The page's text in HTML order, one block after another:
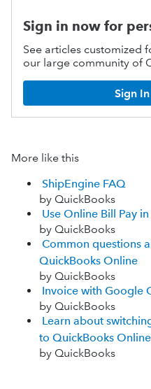
Sign in now for
See articles customized
our large community of
Sign
More like this
ShipEngine FAQ
by QuickBooks
Use Online Bill Pay
by QuickBooks
Common questions
QuickBooks Online
by QuickBooks
Invoice with Google
by QuickBooks
Learn about
to QuickBooks Online
by QuickBooks